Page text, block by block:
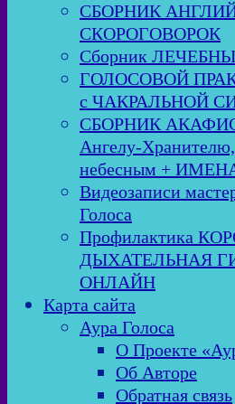
СБОРНИК
СКОРОГОВОРОК
Сборник
ГОЛОСОВОЙ
с ЧАКРАЛЬНОЙ
СБОРНИК
Ангелу-
небесным +
Видеозаписи
Голоса
Профилактика
ДЫХАТЕЛЬНАЯ
ОНЛАЙН
Карта сайта
Аура Голоса
О Проекте
Об Авторе
Обратная связь